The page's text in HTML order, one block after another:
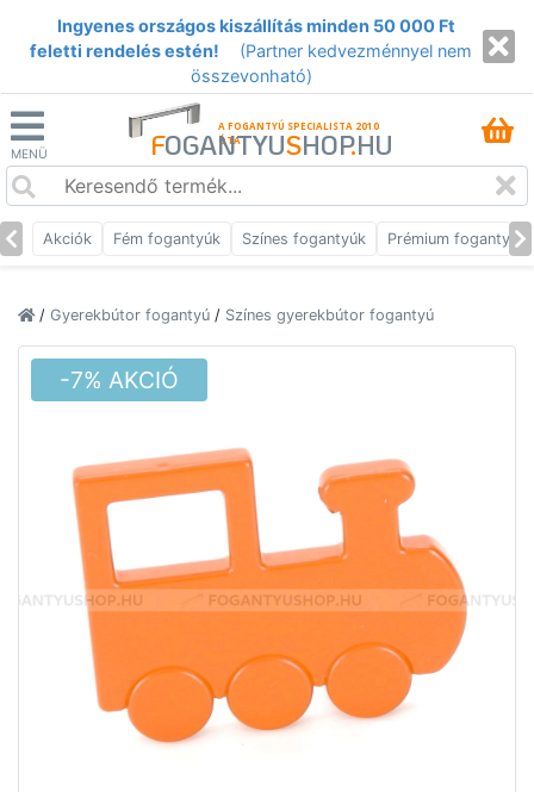
Ingyenes országos kiszállítás minden 50 000 Ft
feletti rendelés estén!
(Partner kedvezménnyel nem
összevonható)
MENÜ
A FOGANTYÚ SPECIALISTA 2010
ÓTA
FOGANTYUSHOP.HU
Akciók Fém fogantyúk Színes fogantyúk Prémium fogantyúk
/ Gyerekbútor fogantyú / Színes gyerekbútor fogantyú
-7% AKCIÓ